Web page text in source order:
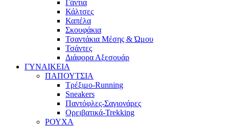
Γάντια
Κάλτσες
Καπέλα
Σκουφάκια
Τσαντάκια Μέσης & Ώμου
Τσάντες
Διάφορα Αξεσουάρ
ΓΥΝΑΙΚΕΙΑ
ΠΑΠΟΥΤΣΙΑ
Τρέξιμο-Running
Sneakers
Παντόφλες-Σαγιονάρες
Ορειβατικά-Trekking
ΡΟΥΧΑ